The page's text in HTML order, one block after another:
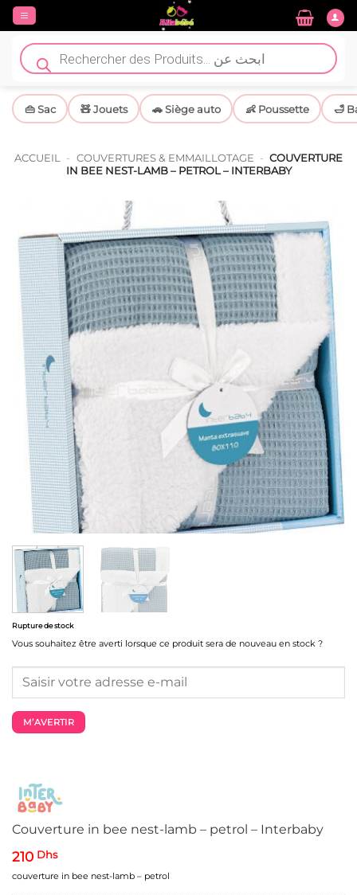
Passer
contenu
Recherche
de
produits
👜 Sac 🧸 Jouets 🚗 Siège auto 👶 Poussette 🛁
ACCUEIL - COUVERTURES & EMMAILLOTAGE - COUVERTURE
IN BEE NEST-LAMB – PETROL – INTERBABY
Couverture in bee nest-lamb – petrol – Interbaby
210 Dhs
couverture in bee nest-lamb – petrol
Rupture de stock
Vous souhaitez être averti lorsque ce produit sera de nouveau en stock ?
M’AVERTIR